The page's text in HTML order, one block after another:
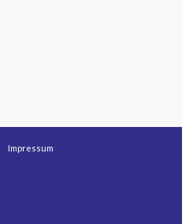
Impressum